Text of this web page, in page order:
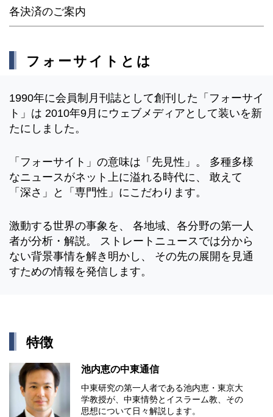
各決済のご案内
フォーサイトとは
1990年に会員制月刊誌として創刊した「フォーサイ
ト」は 2010年9月にウェブメディアとして装いを新
たにしました。
「フォーサイト」の意味は「先見性」。 多種多様
なニュースがネット上に溢れる時代に、 敢えて
「深さ」と「専門性」にこだわります。
激動する世界の事象を、 各地域、各分野の第一人
者が分析・解説。 ストレートニュースでは分から
ない背景事情を解き明かし、 その先の展開を見通
すための情報を発信します。
特徴
池内恵の中東通信
中東研究の第⼀⼈者である池内恵・東京⼤
学教授が、中東情勢とイスラーム教、その
思想について⽇々解説します。